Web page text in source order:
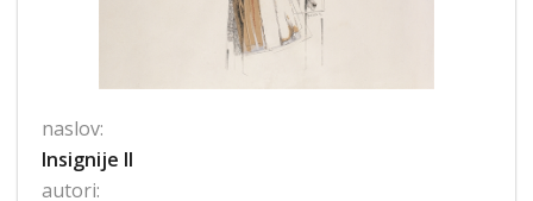
naslov:
Insignije II
autori: